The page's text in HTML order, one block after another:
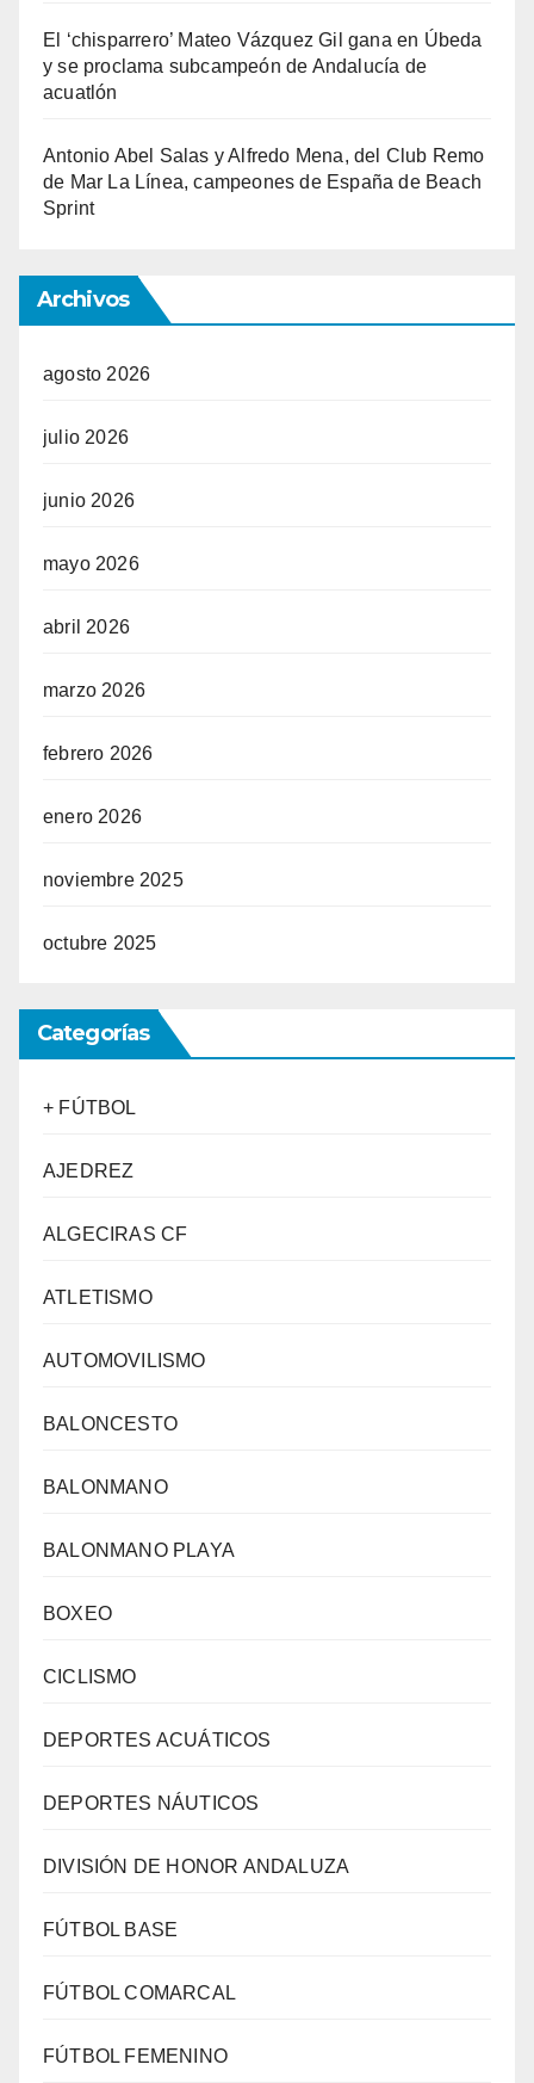
El ‘chisparrero’ Mateo Vázquez Gil gana en Úbeda
y se proclama subcampeón de Andalucía de
acuatlón
Antonio Abel Salas y Alfredo Mena, del Club Remo
de Mar La Línea, campeones de España de Beach
Sprint
Archivos
agosto 2026
julio 2026
junio 2026
mayo 2026
abril 2026
marzo 2026
febrero 2026
enero 2026
noviembre 2025
octubre 2025
Categorías
+ FÚTBOL
AJEDREZ
ALGECIRAS CF
ATLETISMO
AUTOMOVILISMO
BALONCESTO
BALONMANO
BALONMANO PLAYA
BOXEO
CICLISMO
DEPORTES ACUÁTICOS
DEPORTES NÁUTICOS
DIVISIÓN DE HONOR ANDALUZA
FÚTBOL BASE
FÚTBOL COMARCAL
FÚTBOL FEMENINO